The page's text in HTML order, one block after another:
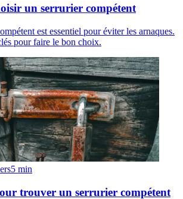
un serrurier compétent
est essentiel pour éviter les arnaques.
pour faire le bon choix.
5 min
trouver un serrurier compétent